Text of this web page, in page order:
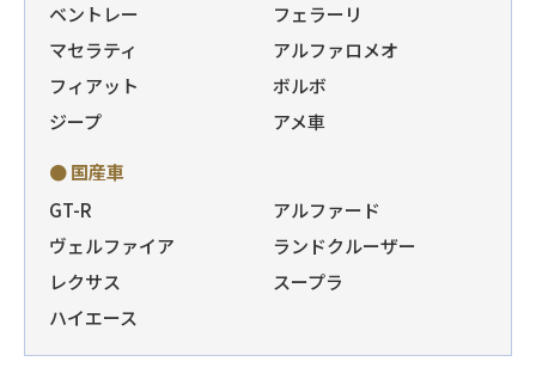
ベントレー
フェラーリ
マセラティ
アルファロメオ
フィアット
ボルボ
ジープ
アメ車
● 国産車
GT-R
アルファード
ヴェルファイア
ランドクルーザー
レクサス
スープラ
ハイエース